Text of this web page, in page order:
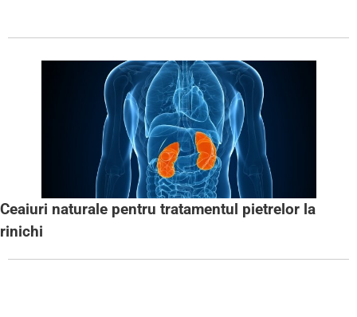
Ceaiuri naturale pentru tratamentul pietrelor la
rinichi